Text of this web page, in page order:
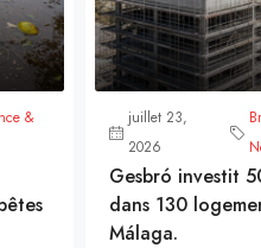
&
juillet 23,
2026
Gesbró investit
dans 130
Málaga.